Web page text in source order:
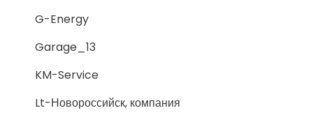
G-Energy
Garage_13
KM-Service
Lt-Новороссийск, компания